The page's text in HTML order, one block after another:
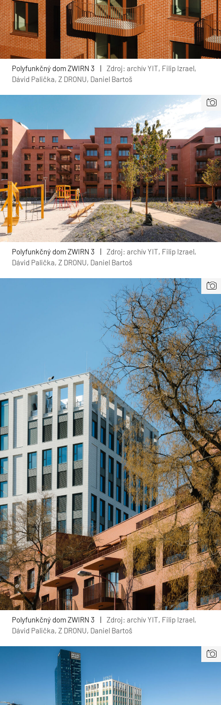
Polyfunkčný dom ZWIRN 3 |
Zdroj: archív YIT, Filip Izrael,
Dávid Palička, Z DRONU, Daniel Bartoš
Polyfunkčný dom ZWIRN 3
Zdroj: archív YIT, Filip Izrael,
Dávid Palička, Z DRONU, Daniel Bartoš
Polyfunkčný dom ZWIRN 3 |
Zdroj: archív YIT, Filip Izrael,
Dávid Palička, Z DRONU, Daniel Bartoš